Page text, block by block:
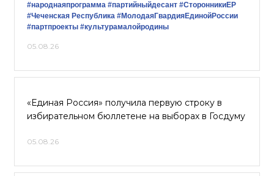
#народнаяпрограмма #партийныйдесант #СторонникиЕР
#Чеченская Республика #МолодаяГвардияЕдинойРоссии
#партпроекты #культурамалойродины
05.08.26
«Единая Россия» получила первую строку в
избирательном бюллетене на выборах в Госдуму
05.08.26